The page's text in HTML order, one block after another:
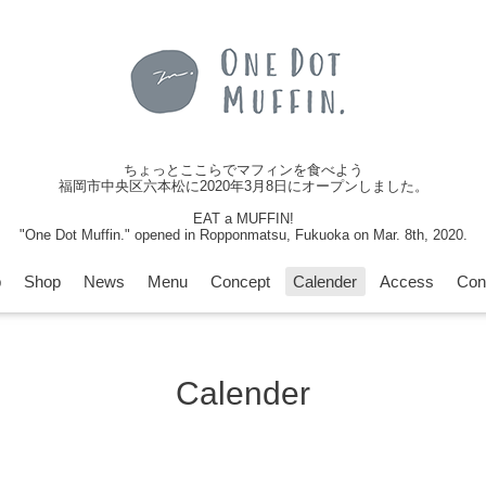
ちょっとここらでマフィンを食べよう
福岡市中央区六本松に2020年3月8日にオープンしました。
EAT a MUFFIN!
"One Dot Muffin." opened in Ropponmatsu, Fukuoka on Mar. 8th, 2020.
Shop News Menu Concept Calender Access
Calender